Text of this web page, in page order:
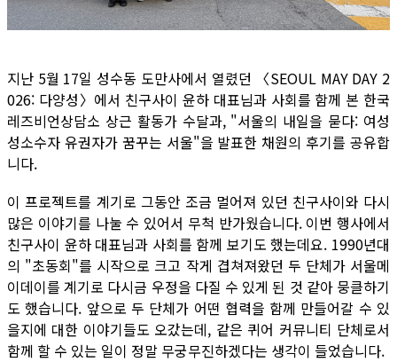
지난 5월 17일 성수동 도만사에서 열렸던 〈SEOUL MAY DAY 2
026: 다양성〉에서 친구사이 윤하 대표님과 사회를 함께 본 한국
레즈비언상담소 상근 활동가 수달과, "서울의 내일을 묻다: 여성
성소수자 유권자가 꿈꾸는 서울"을 발표한 채원의 후기를 공유합
니다.
이 프로젝트를 계기로 그동안 조금 멀어져 있던 친구사이와 다시
많은 이야기를 나눌 수 있어서 무척 반가웠습니다. 이번 행사에서
친구사이 윤하 대표님과 사회를 함께 보기도 했는데요. 1990년대
의 "초동회"를 시작으로 크고 작게 겹쳐져왔던 두 단체가 서울메
이데이를 계기로 다시금 우정을 다질 수 있게 된 것 같아 뭉클하기
도 했습니다. 앞으로 두 단체가 어떤 협력을 함께 만들어갈 수 있
을지에 대한 이야기들도 오갔는데, 같은 퀴어 커뮤니티 단체로서
함께 할 수 있는 일이 정말 무궁무진하겠다는 생각이 들었습니다.